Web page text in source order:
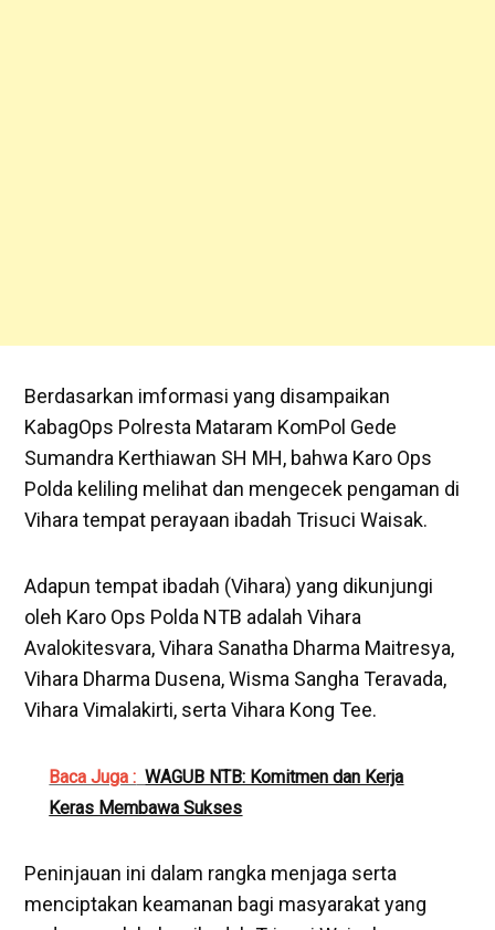
Berdasarkan imformasi yang disampaikan
KabagOps Polresta Mataram KomPol Gede
Sumandra Kerthiawan SH MH, bahwa Karo Ops
Polda keliling melihat dan mengecek pengaman di
Vihara tempat perayaan ibadah Trisuci Waisak.
Adapun tempat ibadah (Vihara) yang dikunjungi
oleh Karo Ops Polda NTB adalah Vihara
Avalokitesvara, Vihara Sanatha Dharma Maitresya,
Vihara Dharma Dusena, Wisma Sangha Teravada,
Vihara Vimalakirti, serta Vihara Kong Tee.
Baca Juga : WAGUB NTB: Komitmen dan Kerja
Keras Membawa Sukses
Peninjauan ini dalam rangka menjaga serta
menciptakan keamanan bagi masyarakat yang